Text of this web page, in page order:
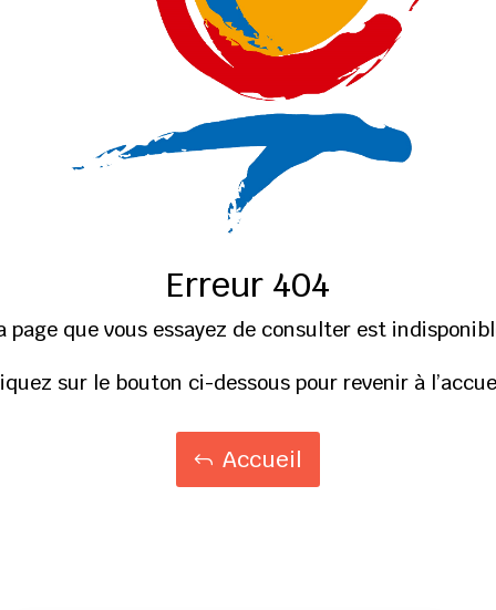
Erreur 404
page que vous essayez de consulter est
sur le bouton ci-dessous pour revenir à
Accueil